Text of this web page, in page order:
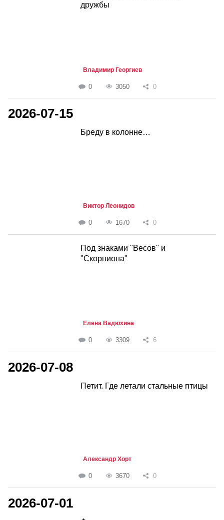
дружбы
Владимир Георгиев
0 3050 0
2026-07-15
Бреду в колонне…
Виктор Леонидов
0 1670 0
Под знаками "Весов" и
"Скорпиона"
Елена Вадюхина
0 3309 6
2026-07-08
Петит. Где летали стальные птицы
Александр Хорт
0 3670 0
2026-07-01